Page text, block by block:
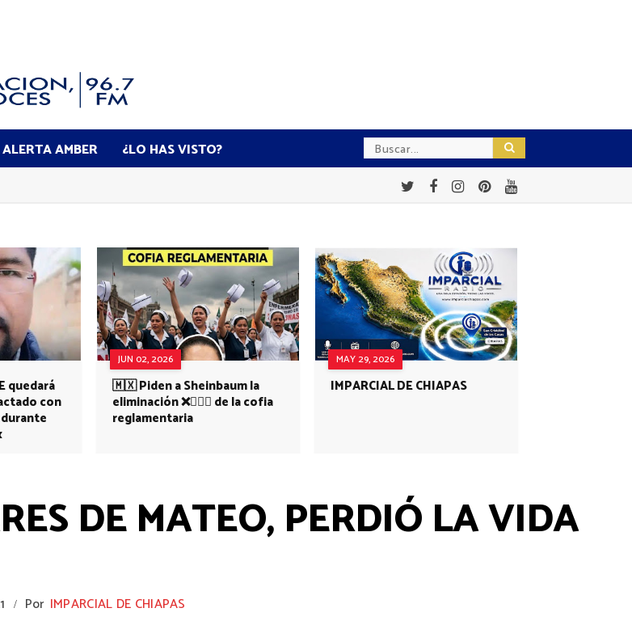
ALERTA AMBER ¿LO HAS VISTO?
quedará
con
JUN 02, 2026
🇲🇽 Piden a Sheinbaum la
eliminación ❌👩🏻‍⚕️ de la cofia
reglamentaria
MAY 29, 2026
IMPARCIAL DE CHIAPAS
DE MATEO, PERDIÓ LA VIDA
/ Por IMPARCIAL DE CHIAPAS